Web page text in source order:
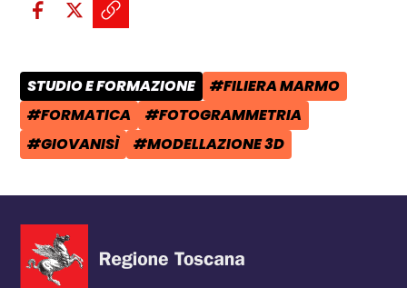
Condividi su Facebook - apre
Condividi su X - apre una
Copia il link e condividi -
CATEGORIA POST:
STUDIO E FORMAZIONE TAG:
#FILIERA MARMO
TAG:
#FORMATICA TAG:
#FOTOGRAMMETRIA
TAG:
#GIOVANISÌ TAG:
#MODELLAZIONE 3D